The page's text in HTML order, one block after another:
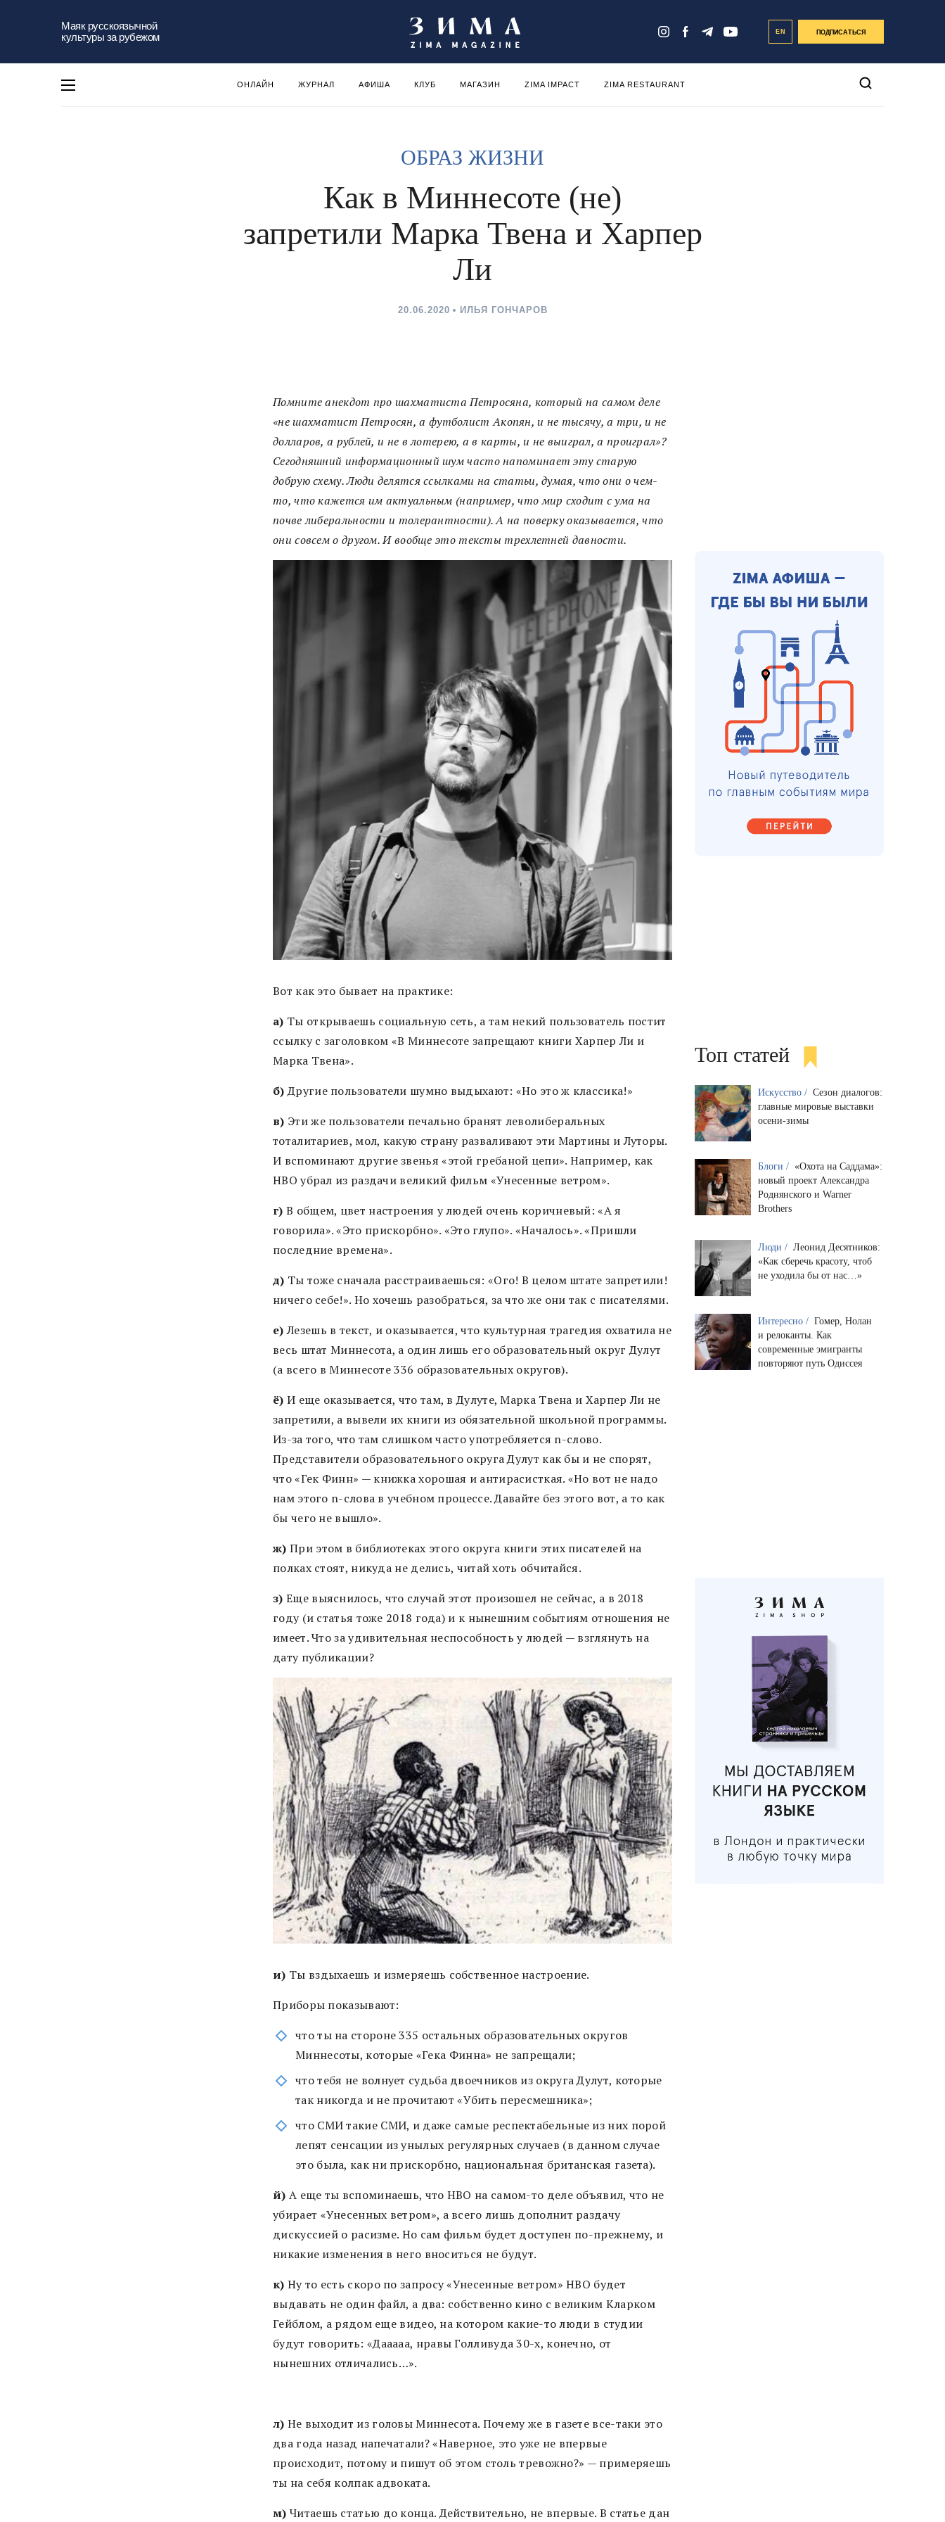
Маяк русскоязычной
культуры за рубежом
EN ПОДПИСАТЬСЯ
ОНЛАЙН ЖУРНАЛ АФИША КЛУБ МАГАЗИН ZIMA IMPACT ZIMA RESTAURANT
ОБРАЗ ЖИЗНИ
Как в Миннесоте (не)
запретили Марка Твена и Харпер
Ли
20.06.2020 ИЛЬЯ ГОНЧАРОВ
Помните анекдот про шахматиста Петросяна, который на самом деле
«не шахматист Петросян, а футболист Акопян, и не тысячу, а три, и не
долларов, а рублей, и не в лотерею, а в карты, и не выиграл, а проиграл»?
Сегодняшний информационный шум часто напоминает эту старую
добрую схему. Люди делятся ссылками на статьи, думая, что они о чем-
то, что кажется им актуальным (например, что мир сходит с ума на
почве либеральности и толерантности). А на поверку оказывается, что
они совсем о другом. И вообще это тексты трехлетней давности.
Вот как это бывает на практике:
а) Ты открываешь социальную сеть, а там некий пользователь постит
ссылку с заголовком«В Миннесоте запрещают книги Харпер Ли и
Марка Твена».
б)Другие пользователи шумно выдыхают: «Но это ж классика!»
в) Эти же пользователи печально бранят леволиберальных
тоталитариев, мол, какую страну разваливают эти Мартины и Луторы.
И вспоминают другие звенья«этой гребаной цепи». Например, как
HBO убрал из раздачи великий фильм «Унесенные ветром».
г) В общем, цвет настроения у людей очень коричневый:«А я
говорила».«Это прискорбно». «Это глупо». «Началось».«Пришли
последние времена».
д) Ты тоже сначала расстраиваешься: «Ого! В целом штате запретили!
ничего себе!». Но хочешь разобраться, за что же они так с писателями.
е)Лезешь в текст, и оказывается, что культурная трагедия охватила не
весь штат Миннесота, а один лишь его образовательный округ Дулут
(а всего в Миннесоте 336 образовательных округов).
ё) И еще оказывается, что там, в Дулуте, Марка Твена и Харпер Ли не
запретили, а вывели их книги из обязательной школьной программы.
Из-за того, что там слишком часто употребляется n-слово.
Представители образовательного округа Дулут как бы и не спорят,
что«Гек Финн» —книжка хорошая и антирасисткая. «Но вот не надо
нам этого n-слова в учебном процессе. Давайте без этого вот, а то как
бы чего не вышло».
ж) При этом в библиотеках этого округа книги этих писателей на
полках стоят, никуда не делись, читай хоть обчитайся.
з) Еще выяснилось, что случай этот произошел не сейчас, а в 2018
году (и статья тоже 2018 года) и к нынешним событиям отношения не
имеет. Что за удивительная неспособность у людей — взглянуть на
дату публикации?
и) Ты вздыхаешь и измеряешь собственное настроение.
Приборы показывают:
что ты на стороне 335 остальных образовательных округов
Миннесоты, которые «Гека Финна» не запрещали;
что тебя не волнует судьба двоечников из округа Дулут, которые
так никогда и не прочитают«Убить пересмешника»;
что СМИ такие СМИ, и даже самые респектабельные из них порой
лепят сенсации из унылых регулярных случаев (в данном случае
это была, как ни прискорбно, национальная британская газета).
й) А еще ты вспоминаешь, что HBO на самом-то деле объявил, что не
убирает «Унесенных ветром», а всего лишь дополнит раздачу
дискуссией о расизме. Но сам фильм будет доступен по-прежнему, и
никакие изменения в него вноситься не будут.
к) Ну то есть скоро по запросу«Унесенные ветром» HBO будет
выдавать не один файл, а два: собственно кино с великим Кларком
Гейблом, а рядом еще видео, на котором какие-то люди в студии
будут говорить: «Дааааа, нравы Голливуда 30-х, конечно, от
нынешних отличались…».
л) Не выходит из головы Миннесота. Почему же в газете все-таки это
два года назад напечатали?«Наверное, это уже не впервые
происходит, потому и пишут об этом столь тревожно?» — примеряешь
ты на себя колпак адвоката.
м) Читаешь статью до конца. Действительно, не впервые. В статье дан
Топ статей
Искусство / Сезон диалогов:
главные мировые выставки
осени-зимы
Блоги / «Охота на Саддама»:
новый проект Александра
Роднянского и Warner
Brothers
Люди / Леонид Десятников:
«Как сберечь красоту, чтоб
не уходила бы от нас…»
Интересно / Гомер, Нолан
и релоканты. Как
современные эмигранты
повторяют путь Одиссея